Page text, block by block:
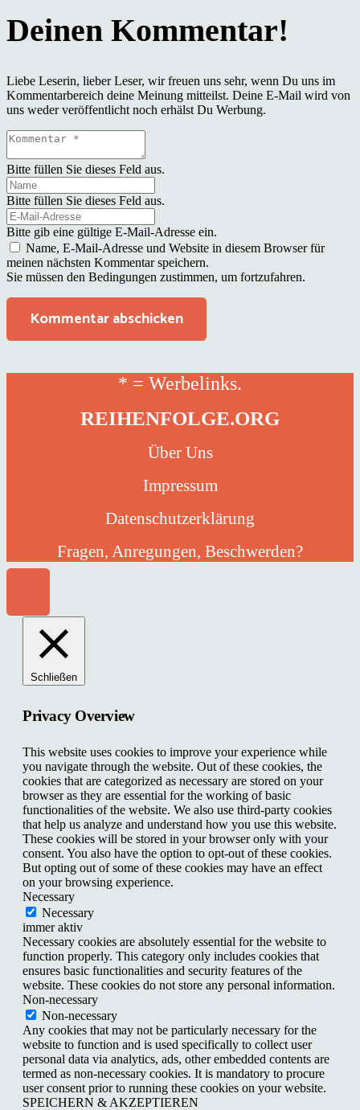
Liebe Leserin, lieber Leser, wir freuen uns sehr, wenn Du uns im
Kommentarbereich deine Meinung mitteilst. Deine E-Mail wird von
uns weder veröffentlicht noch erhälst Du Werbung.
Bitte füllen Sie dieses Feld aus.
Bitte füllen Sie dieses Feld aus.
Bitte gib eine gültige E-Mail-Adresse ein.
Name, E-Mail-Adresse und Website in diesem Browser für
meinen nächsten Kommentar speichern.
Sie müssen den Bedingungen zustimmen, um fortzufahren.
Kommentar abschicken
* = Werbelinks.
REIHENFOLGE.ORG
Über Uns
Impressum
Datenschutzerklärung
Fragen, Anregungen, Beschwerden?
Schließen
Privacy Overview
This website uses cookies to improve your experience while
you navigate through the website. Out of these cookies, the
cookies that are categorized as necessary are stored on your
browser as they are essential for the working of basic
functionalities of the website. We also use third-party cookies
that help us analyze and understand how you use this website.
These cookies will be stored in your browser only with your
consent. You also have the option to opt-out of these cookies.
But opting out of some of these cookies may have an effect
on your browsing experience.
Necessary
Necessary
immer aktiv
Necessary cookies are absolutely essential for the website to
function properly. This category only includes cookies that
ensures basic functionalities and security features of the
website. These cookies do not store any personal information.
Non-necessary
Non-necessary
Any cookies that may not be particularly necessary for the
website to function and is used specifically to collect user
personal data via analytics, ads, other embedded contents are
termed as non-necessary cookies. It is mandatory to procure
user consent prior to running these cookies on your website.
SPEICHERN & AKZEPTIEREN